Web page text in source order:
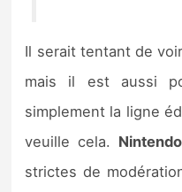
Il serait tentant de
mais il est aussi
simplement la ligne
veuille cela. Nintendo
strictes de